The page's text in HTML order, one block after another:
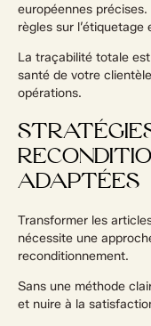
européennes
règles sur l’étiquetage
La traçabilité totale
santé de votre
opérations.
ADAPTÉES
Transformer les
nécessite une
reconditionnement.
Sans une méthode
et nuire à la